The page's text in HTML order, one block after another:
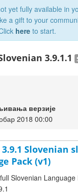
yet fully available in
a gift to your
here to start.
3.9.1.1
верзије
2018 00:00
Slovenian
Pack (v1)
Slovenian Language